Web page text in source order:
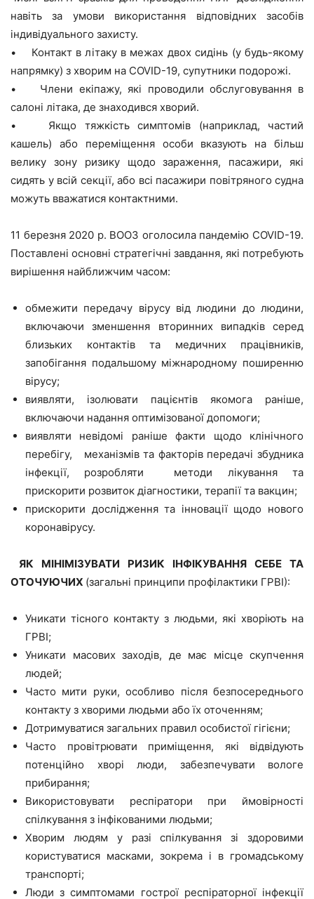
навіть за умови використання відповідних засобів
індивідуального захисту.
• Контакт в літаку в межах двох сидінь (у будь-якому
напрямку) з хворим на COVID-19, супутники подорожі.
• Члени екіпажу, які проводили обслуговування в
салоні літака, де знаходився хворий.
• Якщо тяжкість симптомів (наприклад, частий
кашель) або переміщення особи вказують на більш
велику зону ризику щодо зараження, пасажири, які
сидять у всій секції, або всі пасажири повітряного судна
можуть вважатися контактними.
11 березня 2020 р. ВООЗ оголосила пандемію COVID-19.
Поставлені основні стратегічні завдання, які потребують
вирішення найближчим часом:
обмежити передачу вірусу від людини до людини,
включаючи зменшення вторинних випадків серед
близьких контактів та медичних працівників,
запобігання подальшому міжнародному поширенню
вірусу;
виявляти, ізолювати пацієнтів якомога раніше,
включаючи надання оптимізованої допомоги;
виявляти невідомі раніше факти щодо клінічного
перебігу, механізмів та факторів передачі збудника
інфекції, розробляти методи лікування та
прискорити розвиток діагностики, терапії та вакцин;
прискорити дослідження та інновації щодо нового
коронавірусу.
ЯК МІНІМІЗУВАТИ РИЗИК ІНФІКУВАННЯ СЕБЕ ТА
ОТОЧУЮЧИХ (загальні принципи профілактики ГРВІ):
Уникати тісного контакту з людьми, які хворіють на
ГРВІ;
Уникати масових заходів, де має місце скупчення
людей;
Часто мити руки, особливо після безпосереднього
контакту з хворими людьми або їх оточенням;
Дотримуватися загальних правил особистої гігієни;
Часто провітрювати приміщення, які відвідують
потенційно хворі люди, забезпечувати вологе
прибирання;
Використовувати респіратори при ймовірності
спілкування з інфікованими людьми;
Хворим людям у разі спілкування зі здоровими
користуватися масками, зокрема і в громадському
транспорті;
Люди з симптомами гострої респіраторної інфекції